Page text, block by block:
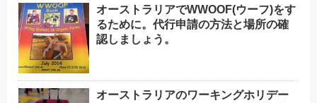
オーストラリアでWWOOF(ウーフ)をす
るために。代行申請の方法と場所の確
認しましょう。
オーストラリアのワーキングホリデー